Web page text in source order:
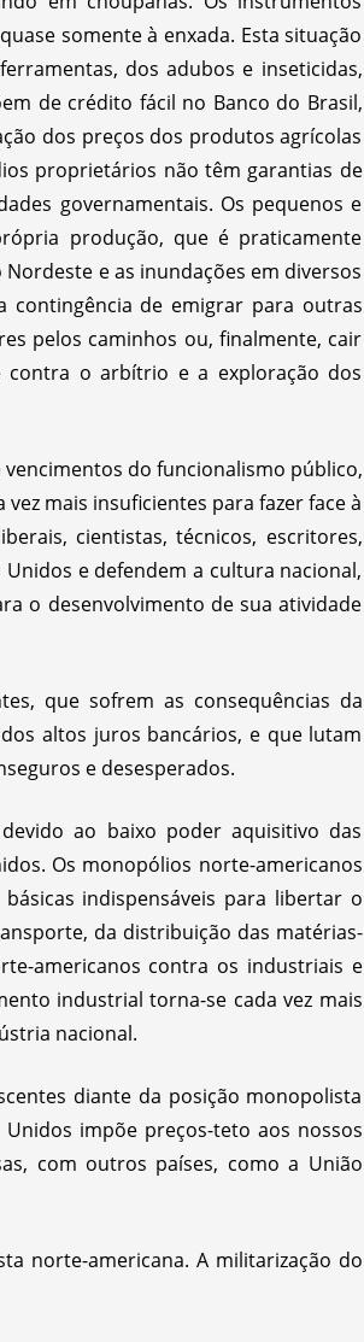
somente à enxada. Esta situação
dos adubos e inseticidas,
de crédito fácil no Banco do Brasil,
dos preços dos produtos agrícolas
proprietários não têm garantias de
governamentais. Os pequenos e
produção, que é praticamente
e as inundações em diversos
contingência de emigrar para outras
pelos caminhos ou, finalmente, cair
contra o arbítrio e a exploração dos
vencimentos do funcionalismo público,
mais insuficientes para fazer face à
cientistas, técnicos, escritores,
e defendem a cultura nacional,
o desenvolvimento de sua atividade
que sofrem as consequências da
altos juros bancários, e que lutam
e desesperados.
ao baixo poder aquisitivo das
Os monopólios norte-americanos
indispensáveis para libertar o
da distribuição das matérias-
americanos contra os industriais e
industrial torna-se cada vez mais
nacional.
diante da posição monopolista
impõe preços-teto aos nossos
com outros países, como a União
norte-americana. A militarização do